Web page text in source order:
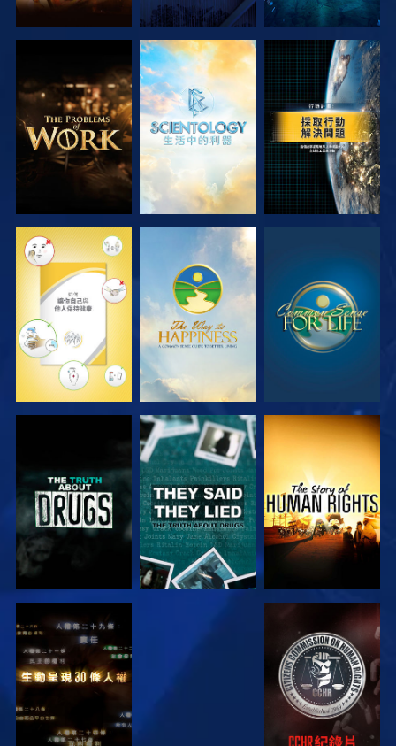
探索系列節目 探索系列節目 觀看
觀看 觀看 觀看
觀看 觀看
觀看 觀看